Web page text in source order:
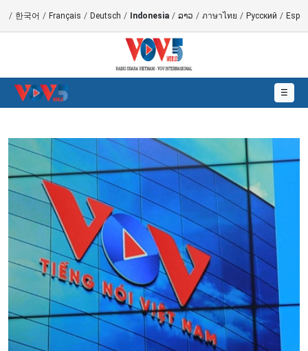
/ 한국어 / Français / Deutsch / Indonesia / ລາວ / ภาษาไทย / Русский /
☰